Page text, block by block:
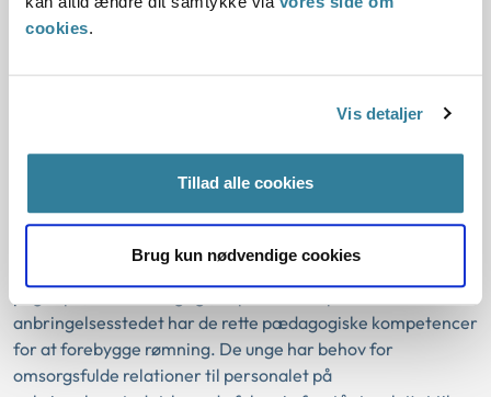
cookies.
Vis detaljer
Tillad alle cookies
Brug kun nødvendige cookies
natten.
Trygge og tillidsfulde voksenrelationer
til at forhindre rømning
Flere unge udtrykker, at personalet på deres
anbringelsessted ikke altid formår at skabe trygge og
tillidsfulde relationer til de unge. De unges fortællinger
anbringelsesstedet har de rette pædagogiske kompetencer
for at forebygge rømning. De unge har behov for
omsorgsfulde relationer til personalet på